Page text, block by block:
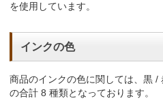
を使用しています。
インクの色
商品のインクの色に関しては、黒
の合計 8 種類となっております。